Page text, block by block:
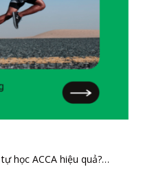
học ACCA hiệu quả?…